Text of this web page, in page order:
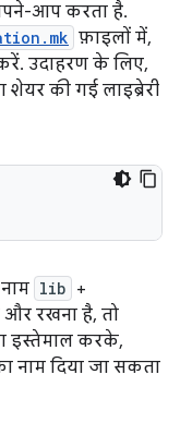
आप करता है.
फ़ाइलों में,
उदाहरण के लिए,
शेयर की गई लाइब्रेरी
lib +
रखना है, तो
इस्तेमाल करके,
नाम दिया जा सकता